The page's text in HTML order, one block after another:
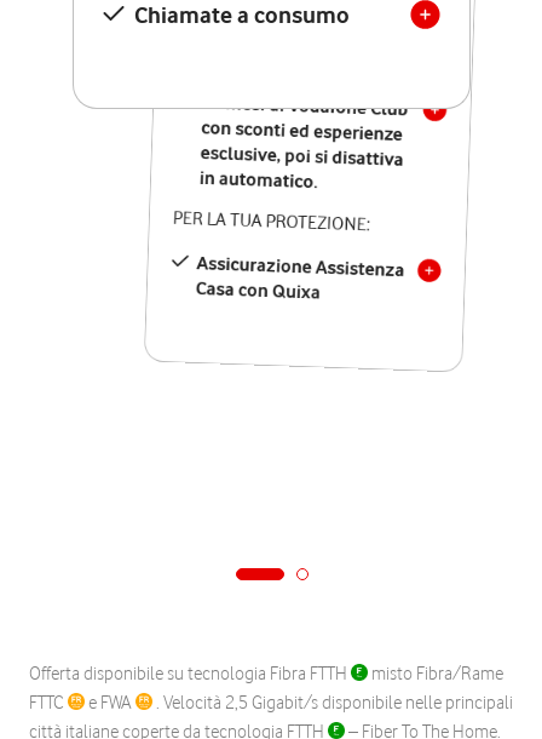
Chiamate a consumo
nazionali
12 mesi di Vodafone Club
con sconti ed esperienze
esclusive, poi si disattiva
in automatico.
PER LA TUA PROTEZIONE:
Assicurazione Assistenza
Casa con Quixa
Offerta disponibile su tecnologia Fibra FTTH
misto Fibra/Rame
FTTC
e FWA
. Velocità 2,5 Gigabit/s disponibile nelle principali
città italiane coperte da tecnologia FTTH
– Fiber To The Home.